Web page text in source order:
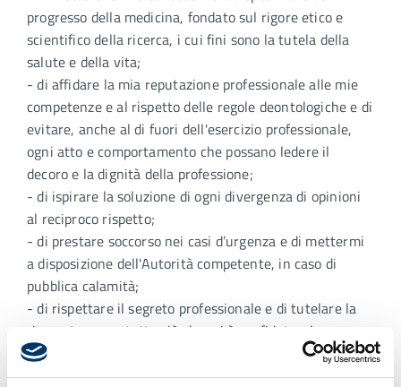
progresso della medicina, fondato sul rigore etico e
scientifico della ricerca, i cui fini sono la tutela della
salute e della vita;
- di affidare la mia reputazione professionale alle mie
competenze e al rispetto delle regole deontologiche e di
evitare, anche al di fuori dell'esercizio professionale,
ogni atto e comportamento che possano ledere il
decoro e la dignità della professione;
- di ispirare la soluzione di ogni divergenza di opinioni
al reciproco rispetto;
- di prestare soccorso nei casi d’urgenza e di mettermi
a disposizione dell'Autorità competente, in caso di
pubblica calamità;
- di rispettare il segreto professionale e di tutelare la
riservatezza su tutto ciò che mi è confidato, che
osservo o che ho osservato,inteso o intuito nella mia
professione o in ragione del mio stato o ufficio;